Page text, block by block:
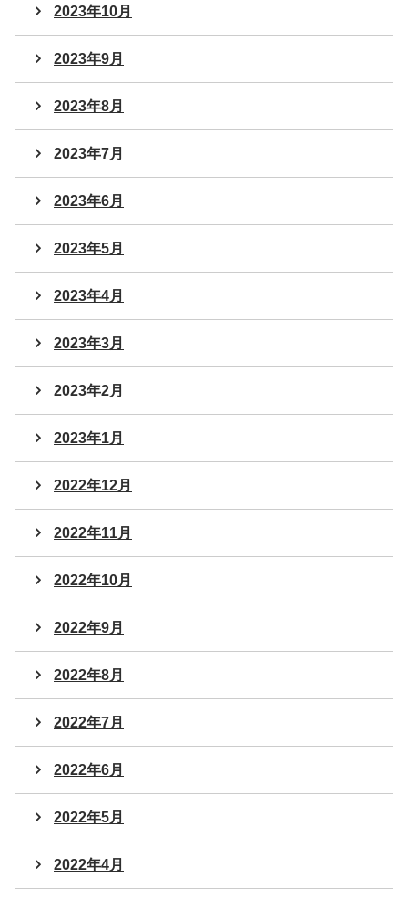
2023年10月
2023年9月
2023年8月
2023年7月
2023年6月
2023年5月
2023年4月
2023年3月
2023年2月
2023年1月
2022年12月
2022年11月
2022年10月
2022年9月
2022年8月
2022年7月
2022年6月
2022年5月
2022年4月